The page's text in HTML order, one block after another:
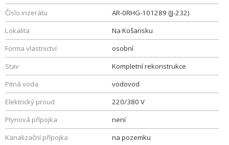
Číslo inzerátu
AR-0RHG-101289 (JJ-232)
Lokalita
Na Košarisku
Forma vlastnictví
osobní
Stav
Kompletní rekonstrukce
Pitná voda
vodovod
Elektrický proud
220/380 V
Plynová přípojka
není
Kanalizační přípojka
na pozemku